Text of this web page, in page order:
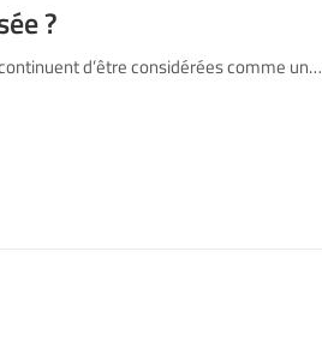
?
d’être considérées comme un…